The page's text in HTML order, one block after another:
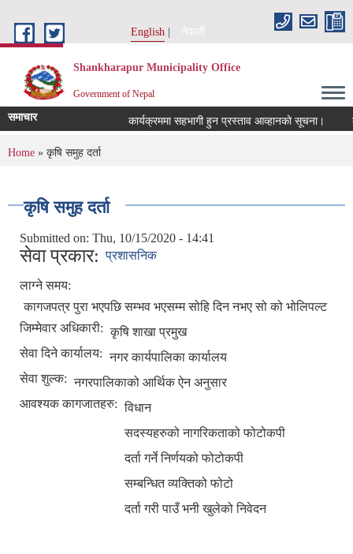
English
नेपाली
Shankharapur Municipality Office
Government of Nepal
समाचार कार्यक्रममा सहभागी हुन प्रस्ताव आव्हानको सूचना।
You are here
Home » कृषि समुह दर्ता
कृषि समुह दर्ता
Submitted on: Thu, 10/15/2020 - 14:41
सेवा प्रकार: प्रशासनिक
लाग्ने समय:
कागजपत्र पुरा भएपछि सम्भव भएसम्म सोहि दिन नभए सो को भोलिपल्ट
जिम्मेवार अधिकारी: कृषि शाखा प्रमुख
सेवा दिने कार्यालय: नगर कार्यपालिका कार्यालय
सेवा शुल्क: नगरपालिकाको आर्थिक ऐन अनुसार
आवश्यक कागजातहरु: विधान
सदस्यहरुको नागरिकताको फोटोकपी
दर्ता गर्ने निर्णयको फोटोकपी
सम्बन्धित व्यक्तिको फोटो
दर्ता गरी पाउँ भनी खुलेको निवेदन